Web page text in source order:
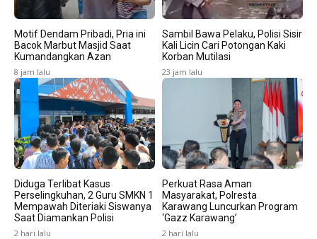
Motif Dendam Pribadi, Pria ini
Bacok Marbut Masjid Saat
Kumandangkan Azan
8 jam lalu
Sambil Bawa Pelaku, Polisi Sisir
Kali Licin Cari Potongan Kaki
Korban Mutilasi
23 jam lalu
Diduga Terlibat Kasus
Perselingkuhan, 2 Guru SMKN 1
Mempawah Diteriaki Siswanya
Saat Diamankan Polisi
2 hari lalu
Perkuat Rasa Aman
Masyarakat, Polresta
Karawang Luncurkan Program
‘Gazz Karawang’
2 hari lalu